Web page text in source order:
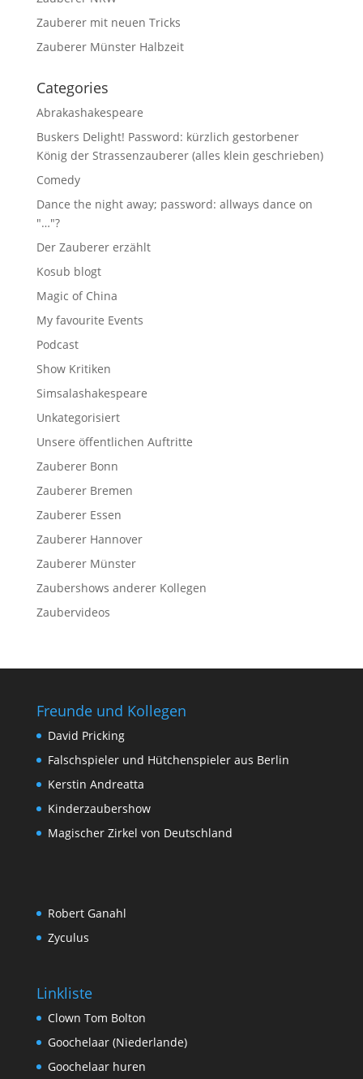
Zauberer mit neuen Tricks
Zauberer Münster Halbzeit
Categories
Abrakashakespeare
Buskers Delight! Password: kürzlich gestorbener
König der Strassenzauberer (alles klein geschrieben)
Comedy
Dance the night away; password: allways dance on
"…"?
Der Zauberer erzählt
Kosub blogt
Magic of China
My favourite Events
Podcast
Show Kritiken
Simsalashakespeare
Unkategorisiert
Unsere öffentlichen Auftritte
Zauberer Bonn
Zauberer Bremen
Zauberer Essen
Zauberer Hannover
Zauberer Münster
Zaubershows anderer Kollegen
Zaubervideos
Freunde und Kollegen
David Pricking
Falschspieler und Hütchenspieler aus Berlin
Kerstin Andreatta
Kinderzaubershow
Magischer Zirkel von Deutschland
Robert Ganahl
Zyculus
Linkliste
Clown Tom Bolton
Goochelaar (Niederlande)
Goochelaar huren